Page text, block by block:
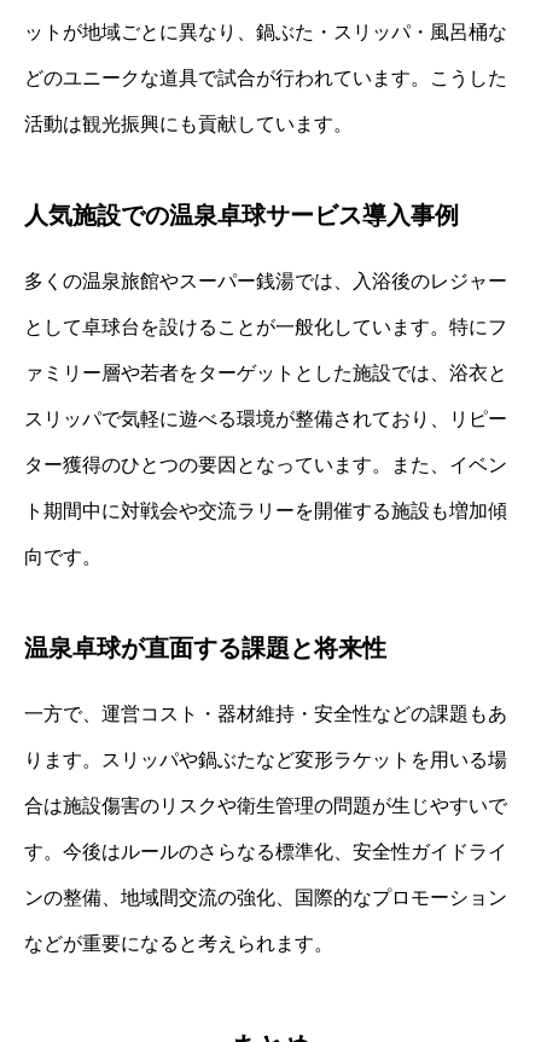
ットが地域ごとに異なり、鍋ぶた・スリッパ・風呂桶な
どのユニークな道具で試合が行われています。こうした
活動は観光振興にも貢献しています。
人気施設での温泉卓球サービス導入事例
多くの温泉旅館やスーパー銭湯では、入浴後のレジャー
として卓球台を設けることが一般化しています。特にフ
ァミリー層や若者をターゲットとした施設では、浴衣と
スリッパで気軽に遊べる環境が整備されており、リピー
ター獲得のひとつの要因となっています。また、イベン
ト期間中に対戦会や交流ラリーを開催する施設も増加傾
向です。
温泉卓球が直面する課題と将来性
一方で、運営コスト・器材維持・安全性などの課題もあ
ります。スリッパや鍋ぶたなど変形ラケットを用いる場
合は施設傷害のリスクや衛生管理の問題が生じやすいで
す。今後はルールのさらなる標準化、安全性ガイドライ
ンの整備、地域間交流の強化、国際的なプロモーション
などが重要になると考えられます。